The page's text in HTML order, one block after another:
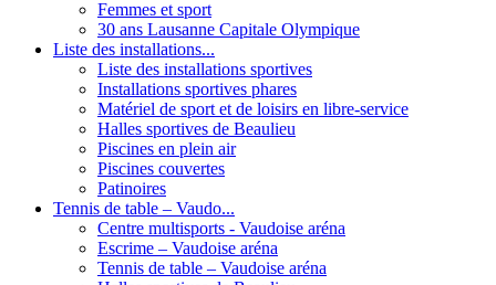
Femmes et sport
30 ans Lausanne Capitale Olympique
Liste des installations...
Liste des installations sportives
Installations sportives phares
Matériel de sport et de loisirs en libre-service
Halles sportives de Beaulieu
Piscines en plein air
Piscines couvertes
Patinoires
Tennis de table – Vaudo...
Centre multisports - Vaudoise aréna
Escrime – Vaudoise aréna
Tennis de table – Vaudoise aréna